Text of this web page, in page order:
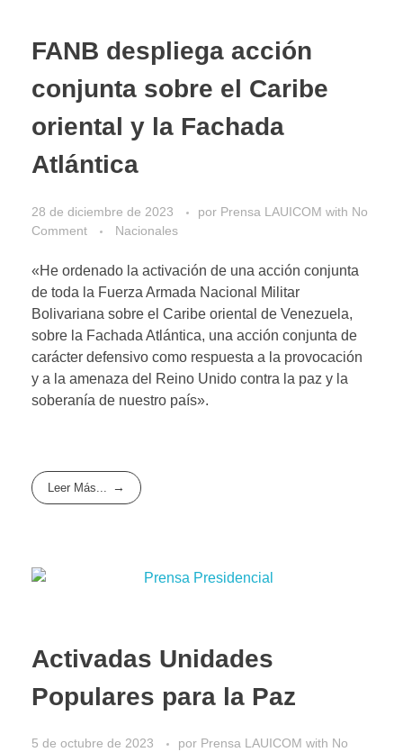
FANB despliega acción
conjunta sobre el Caribe
oriental y la Fachada
Atlántica
28 de diciembre de 2023 por Prensa LAUICOM with No
Comment
Nacionales
«He ordenado la activación de una acción conjunta
de toda la Fuerza Armada Nacional Militar
Bolivariana sobre el Caribe oriental de Venezuela,
sobre la Fachada Atlántica, una acción conjunta de
carácter defensivo como respuesta a la provocación
y a la amenaza del Reino Unido contra la paz y la
soberanía de nuestro país».
Leer Más...
Activadas Unidades
Populares para la Paz
5 de octubre de 2023 por Prensa LAUICOM with No